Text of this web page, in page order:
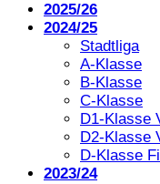
2025/26
2024/25
Stadtliga
A-Klasse
B-Klasse
C-Klasse
D1-Klasse
D2-Klasse
D-Klasse
2023/24